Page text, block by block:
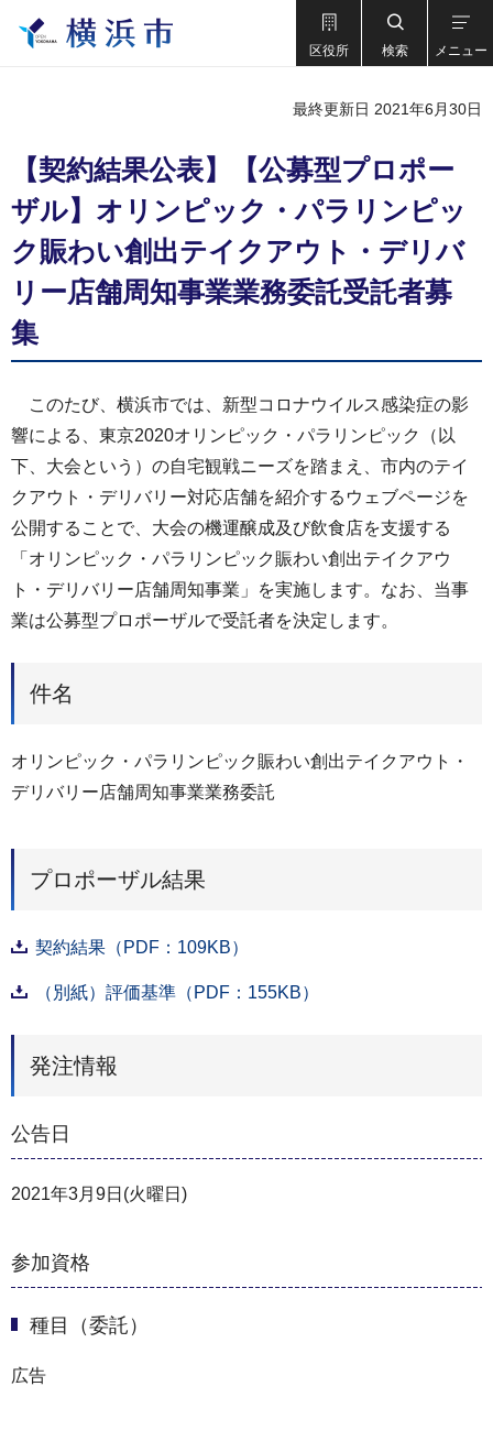
区役所 検索 メニュー
最終更新日 2021年6月30日
【契約結果公表】【公募型プロポー
ザル】オリンピック・パラリンピッ
ク賑わい創出テイクアウト・デリバ
リー店舗周知事業業務委託受託者募
集
このたび、横浜市では、新型コロナウイルス感染症の影
響による、東京2020オリンピック・パラリンピック（以
下、大会という）の自宅観戦ニーズを踏まえ、市内のテイ
クアウト・デリバリー対応店舗を紹介するウェブページを
公開することで、大会の機運醸成及び飲食店を支援する
「オリンピック・パラリンピック賑わい創出テイクアウ
ト・デリバリー店舗周知事業」を実施します。なお、当事
業は公募型プロポーザルで受託者を決定します。
件名
オリンピック・パラリンピック賑わい創出テイクアウト・
デリバリー店舗周知事業業務委託
プロポーザル結果
契約結果（PDF：109KB）
（別紙）評価基準（PDF：155KB）
発注情報
公告日
2021年3月9日(火曜日)
参加資格
種目（委託）
広告